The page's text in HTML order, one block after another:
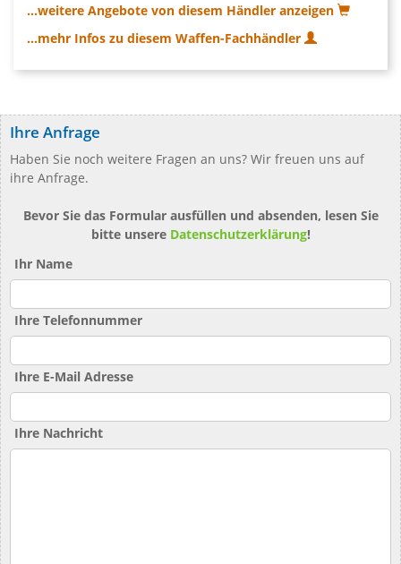
...weitere Angebote von diesem Händler anzeigen
...mehr Infos zu diesem Waffen-Fachhändler
Ihre Anfrage
Haben Sie noch weitere Fragen an uns? Wir freuen uns auf
ihre Anfrage.
Bevor Sie das Formular ausfüllen und absenden, lesen Sie
bitte unsere Datenschutzerklärung!
Ihr Name
Ihre Telefonnummer
Ihre E-Mail Adresse
Ihre Nachricht